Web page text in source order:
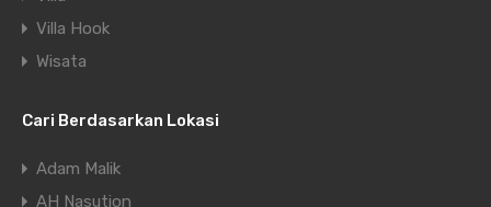
Villa Hook
Wisata
Cari Berdasarkan Lokasi
Adam Malik
AH Nasution